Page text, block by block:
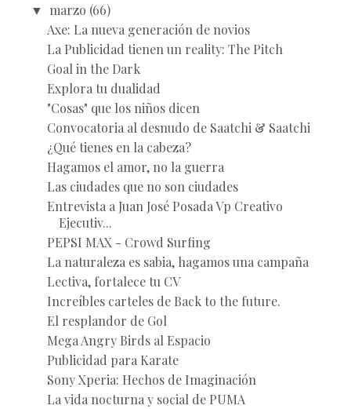
▼ marzo (66)
Axe: La nueva generación de novios
La Publicidad tienen un reality: The Pitch
Goal in the Dark
Explora tu dualidad
"Cosas" que los niños dicen
Convocatoria al desnudo de Saatchi & Saatchi
¿Qué tienes en la cabeza?
Hagamos el amor, no la guerra
Las ciudades que no son ciudades
Entrevista a Juan José Posada Vp Creativo
Ejecutiv...
PEPSI MAX - Crowd Surfing
La naturaleza es sabia, hagamos una campaña
Lectiva, fortalece tu CV
Increíbles carteles de Back to the future.
El resplandor de Gol
Mega Angry Birds al Espacio
Publicidad para Karate
Sony Xperia: Hechos de Imaginación
La vida nocturna y social de PUMA